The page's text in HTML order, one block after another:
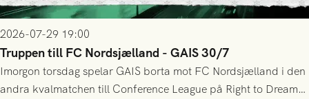
2026-07-29 19:00
Truppen till FC Nordsjælland - GAIS 30/7
Imorgon torsdag spelar GAIS borta mot FC Nordsjælland i den
andra kvalmatchen till Conference League på Right to Dream